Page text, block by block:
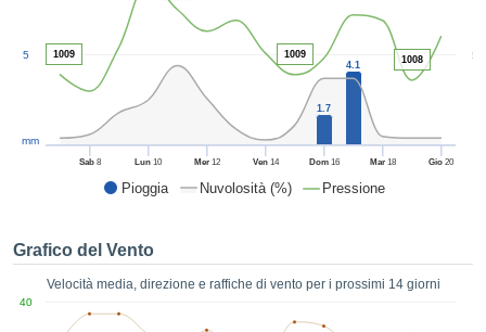
o
per
senza
clic sul
IMPOSTAZIONI
Pioggia Nuvolosità (%) Pressione
50
Sab8 Lun 10 Mer12 Ven14 Dom16 Mar18 Gio 20
5
mm
1.7
4.1
1009 1009 1008
Grafico del Vento
Velocità media, direzione e raffiche di vento per i prossimi 14 giorni
40